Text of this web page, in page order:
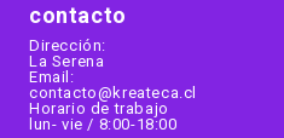
contacto
Dirección:
La Serena
Email:
contacto@kreateca.cl
Horario de trabajo
lun- vie / 8:00-18:00